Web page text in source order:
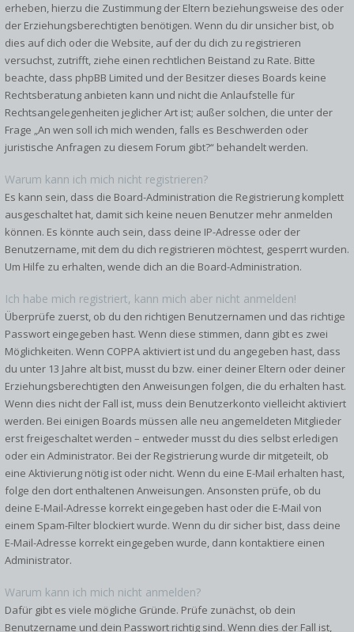
erheben, hierzu die Zustimmung der Eltern beziehungsweise des oder
der Erziehungsberechtigten benötigen. Wenn du dir unsicher bist, ob
dies auf dich oder die Website, auf der du dich zu registrieren
versuchst, zutrifft, ziehe einen rechtlichen Beistand zu Rate. Bitte
beachte, dass phpBB Limited und der Besitzer dieses Boards keine
Rechtsberatung anbieten kann und nicht die Anlaufstelle für
Rechtsangelegenheiten jeglicher Art ist; außer solchen, die unter der
Frage „An wen soll ich mich wenden, falls es Beschwerden oder
juristische Anfragen zu diesem Forum gibt?“ behandelt werden.
Warum kann ich mich nicht registrieren?
Es kann sein, dass die Board-Administration die Registrierung komplett
ausgeschaltet hat, damit sich keine neuen Benutzer mehr anmelden
können. Es könnte auch sein, dass deine IP-Adresse oder der
Benutzername, mit dem du dich registrieren möchtest, gesperrt wurden.
Um Hilfe zu erhalten, wende dich an die Board-Administration.
Ich habe mich registriert, kann mich aber nicht anmelden!
Überprüfe zuerst, ob du den richtigen Benutzernamen und das richtige
Passwort eingegeben hast. Wenn diese stimmen, dann gibt es zwei
Möglichkeiten. Wenn COPPA aktiviert ist und du angegeben hast, dass
du unter 13 Jahre alt bist, musst du bzw. einer deiner Eltern oder deiner
Erziehungsberechtigten den Anweisungen folgen, die du erhalten hast.
Wenn dies nicht der Fall ist, muss dein Benutzerkonto vielleicht aktiviert
werden. Bei einigen Boards müssen alle neu angemeldeten Mitglieder
erst freigeschaltet werden – entweder musst du dies selbst erledigen
oder ein Administrator. Bei der Registrierung wurde dir mitgeteilt, ob
eine Aktivierung nötig ist oder nicht. Wenn du eine E-Mail erhalten hast,
folge den dort enthaltenen Anweisungen. Ansonsten prüfe, ob du
deine E-Mail-Adresse korrekt eingegeben hast oder die E-Mail von
einem Spam-Filter blockiert wurde. Wenn du dir sicher bist, dass deine
E-Mail-Adresse korrekt eingegeben wurde, dann kontaktiere einen
Administrator.
Warum kann ich mich nicht anmelden?
Dafür gibt es viele mögliche Gründe. Prüfe zunächst, ob dein
Benutzername und dein Passwort richtig sind. Wenn dies der Fall ist,